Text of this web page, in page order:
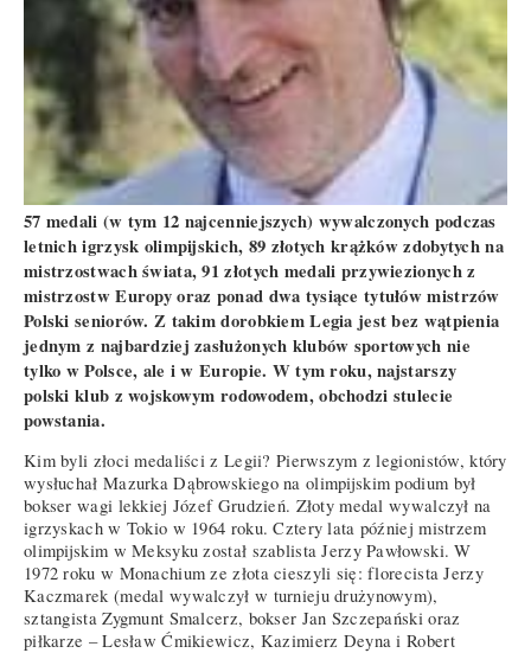
57 medali (w tym 12 najcenniejszych) wywalczonych podczas
letnich igrzysk olimpijskich, 89 złotych krążków zdobytych na
mistrzostwach świata, 91 złotych medali przywiezionych z
mistrzostw Europy oraz ponad dwa tysiące tytułów mistrzów
Polski seniorów. Z takim dorobkiem Legia jest bez wątpienia
jednym z najbardziej zasłużonych klubów sportowych nie
tylko w Polsce, ale i w Europie. W tym roku, najstarszy
polski klub z wojskowym rodowodem, obchodzi stulecie
powstania.
Kim byli złoci medaliści z Legii? Pierwszym z legionistów, który
wysłuchał Mazurka Dąbrowskiego na olimpijskim podium był
bokser wagi lekkiej Józef Grudzień. Złoty medal wywalczył na
igrzyskach w Tokio w 1964 roku. Cztery lata później mistrzem
olimpijskim w Meksyku został szablista Jerzy Pawłowski. W
1972 roku w Monachium ze złota cieszyli się: florecista Jerzy
Kaczmarek (medal wywalczył w turnieju drużynowym),
sztangista Zygmunt Smalcerz, bokser Jan Szczepański oraz
piłkarze – Lesław Ćmikiewicz, Kazimierz Deyna i Robert